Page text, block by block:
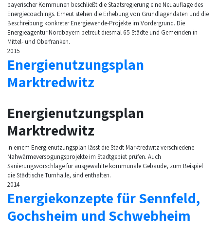
bayerischer Kommunen beschließt die Staatsregierung eine Neuauflage des
Energiecoachings. Erneut stehen die Erhebung von Grundlagendaten und die
Beschreibung konkreter Energiewende-Projekte im Vordergrund. Die
Energieagentur Nordbayern betreut diesmal 65 Städte und Gemeinden in
Mittel- und Oberfranken.
2015
Energienutzungsplan
Marktredwitz
Energienutzungsplan
Marktredwitz
In einem Energienutzungsplan lässt die Stadt Marktredwitz verschiedene
Nahwärmeversogungsprojekte im Stadtgebiet prüfen. Auch
Sanierungsvorschläge für ausgewählte kommunale Gebäude, zum Beispiel
die Städtische Turnhalle, sind enthalten.
2014
Energiekonzepte für Sennfeld,
Gochsheim und Schwebheim